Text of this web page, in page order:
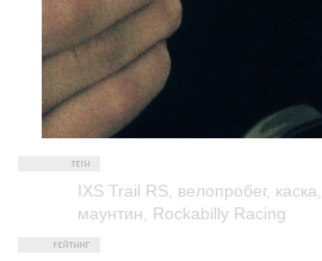
IXS Trail RS, велопробег, каска,
маунтин, Rockabilly Racing